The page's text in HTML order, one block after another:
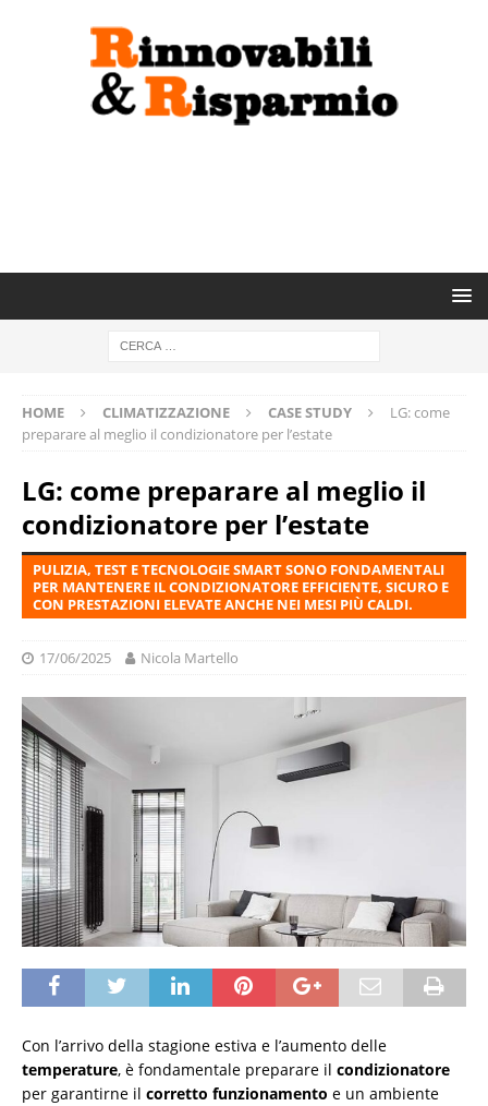
HOME CLIMATIZZAZIONE CASE STUDY
LG: come
preparare al meglio il condizionatore per l’estate
LG: come preparare al meglio il
condizionatore per l’estate
PULIZIA, TEST E TECNOLOGIE SMART SONO FONDAMENTALI
PER MANTENERE IL CONDIZIONATORE EFFICIENTE, SICURO E
CON PRESTAZIONI ELEVATE ANCHE NEI MESI PIÙ CALDI.
17/06/2025 Nicola Martello
Con l’arrivo della stagione estiva e l’aumento delle
temperature, è fondamentale preparare il condizionatore
per garantirne il corretto funzionamento e un ambiente